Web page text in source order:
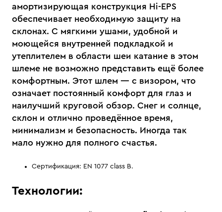
амортизирующая конструкция Hi-EPS
обеспечивает необходимую защиту на
склонах. С мягкими ушами, удобной и
моющейся внутренней подкладкой и
утеплителем в области шеи катание в этом
шлеме не возможно представить ещё более
комфортным. Этот шлем — с визором, что
означает постоянный комфорт для глаз и
наилучший круговой обзор. Снег и солнце,
склон и отлично проведённое время,
минимализм и безопасность. Иногда так
мало нужно для полного счастья.
Сертификация: EN 1077 class B.
Технологии: